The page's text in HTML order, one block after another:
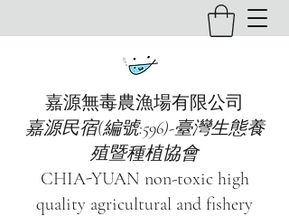
嘉源無毒農漁場有限公司
嘉源民宿(編號:596)-臺灣生態養
殖暨種植協會
CHIA-YUAN non-toxic high
quality agricultural and fishery